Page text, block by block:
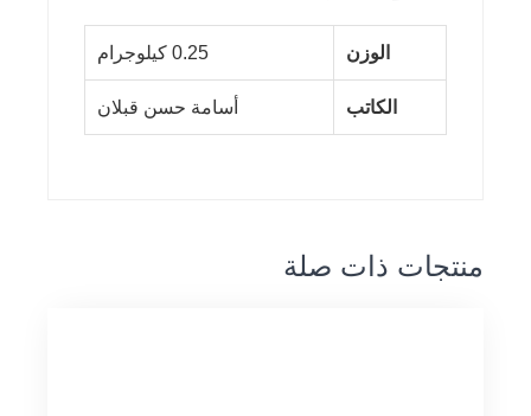
الوزن 0.25 كيلوجرام
الكاتب أسامة حسن قبلان
منتجات ذات صلة